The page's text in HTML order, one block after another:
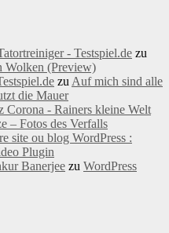
- Testspiel.de zu
Wolken (Preview)
zu Auf mich sind alle
die Mauer
Corona - Rainers kleine Welt
– Fotos des Verfalls
site ou blog WordPress :
Plugin
Banerjee zu WordPress